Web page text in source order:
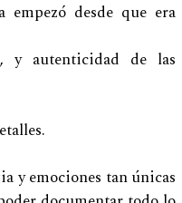
desde que era
y autenticidad de las
y emociones tan únicas